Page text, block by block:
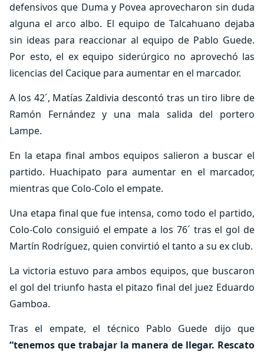
defensivos que Duma y Povea aprovecharon sin duda
alguna el arco albo. El equipo de Talcahuano dejaba
sin ideas para reaccionar al equipo de Pablo Guede.
Por esto, el ex equipo siderúrgico no aprovechó las
licencias del Cacique para aumentar en el marcador.
A los 42´, Matías Zaldivia descontó tras un tiro libre de
Ramón Fernández y una mala salida del portero
Lampe.
En la etapa final ambos equipos salieron a buscar el
partido. Huachipato para aumentar en el marcador,
mientras que Colo-Colo el empate.
Una etapa final que fue intensa, como todo el partido,
Colo-Colo consiguió el empate a los 76´ tras el gol de
Martín Rodríguez, quien convirtió el tanto a su ex club.
La victoria estuvo para ambos equipos, que buscaron
el gol del triunfo hasta el pitazo final del juez Eduardo
Gamboa.
Tras el empate, el técnico Pablo Guede dijo que
“tenemos que trabajar la manera de llegar. Rescato